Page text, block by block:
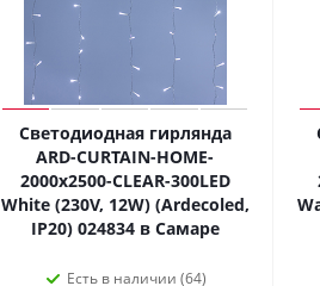
Светодиодная гирлянда
ARD-CURTAIN-HOME-
2000x2500-CLEAR-300LED
White (230V, 12W) (Ardecoled,
IP20) 024834 в Самаре
Есть в наличии (64)